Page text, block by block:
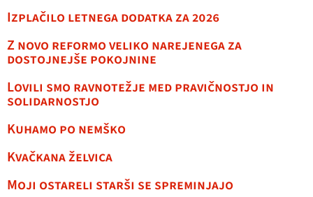
Izplačilo letnega dodatka za 2026
Z novo reformo veliko narejenega za
dostojnejše pokojnine
Lovili smo ravnotežje med pravičnostjo in
solidarnostjo
Kuhamo po nemško
Kvačkana želvica
Moji ostareli starši se spreminjajo